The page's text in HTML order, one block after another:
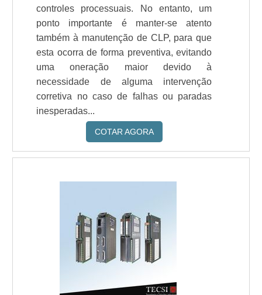
controles processuais. No entanto, um
ponto importante é manter-se atento
também à manutenção de CLP, para que
esta ocorra de forma preventiva, evitando
uma oneração maior devido à
necessidade de alguma intervenção
corretiva no caso de falhas ou paradas
inesperadas...
COTAR AGORA